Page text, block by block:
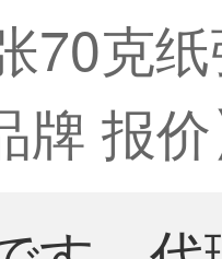
70克
牌 报